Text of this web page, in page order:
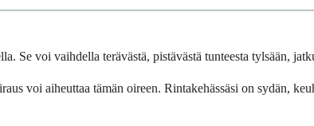
Se voi vaihdella terävästä, pistävästä tunteesta tylsään,
voi aiheuttaa tämän oireen. Rintakehässäsi on sydän,